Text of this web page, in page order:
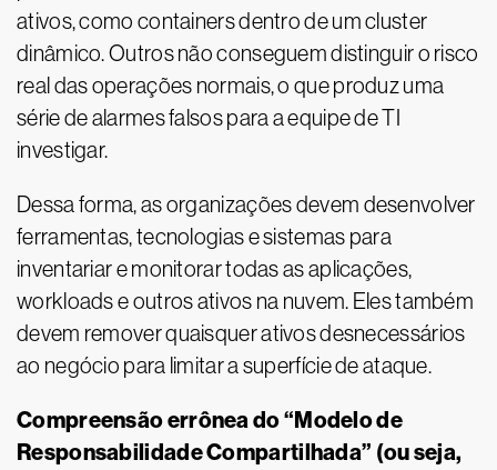
ativos, como containers dentro de um cluster
dinâmico. Outros não conseguem distinguir o risco
real das operações normais, o que produz uma
série de alarmes falsos para a equipe de TI
investigar.
Dessa forma, as organizações devem desenvolver
ferramentas, tecnologias e sistemas para
inventariar e monitorar todas as aplicações,
workloads e outros ativos na nuvem. Eles também
devem remover quaisquer ativos desnecessários
ao negócio para limitar a superfície de ataque.
Compreensão errônea do “Modelo de
Responsabilidade Compartilhada” (ou seja,